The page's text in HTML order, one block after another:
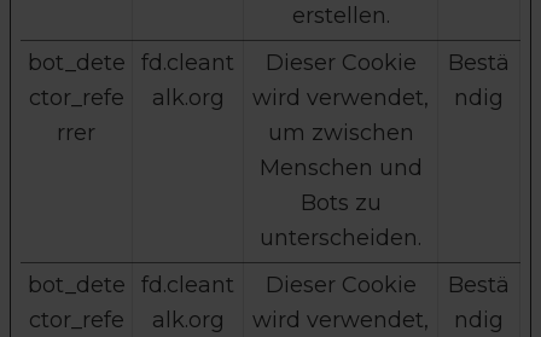
erstellen.
bot_dete
ctor_refe
rrer
fd.cleant
alk.org
Dieser Cookie
wird verwendet,
um zwischen
Menschen und
Bots zu
unterscheiden.
Bestä
ndig
bot_dete
ctor_refe
fd.cleant
alk.org
Dieser Cookie
wird verwendet,
Bestä
ndig